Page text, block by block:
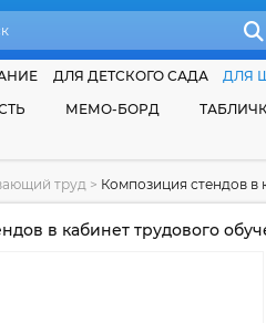
ДЛЯ ДЕТСКОГО САДА ДЛЯ
МЕМО-БОРД
труд > Композиция стендов в
в кабинет трудового